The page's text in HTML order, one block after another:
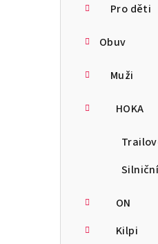
Pro děti
Obuv
Muži
HOKA
ON
Kilpi